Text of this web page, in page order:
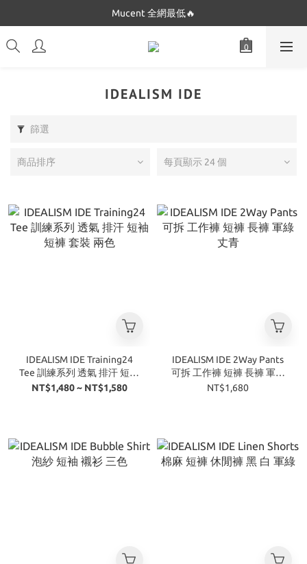
Dickies 最低$280起🔥
Mucent 全網最低🔥
IDEALISM IDE
篩選
商品排序 每頁顯示 24 個
IDEALISM IDE Training24
Tee 訓練系列 透氣 排汗 短袖
短褲 套裝 兩色
NT$1,480 ~ NT$1,580
IDEALISM IDE 2Way Pants
可拆 工作褲 短褲 長褲 軍綠
丈青
NT$1,680